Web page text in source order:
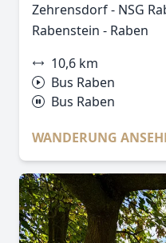
Zehrensdorf - NSG
Rabenstein - Raben
10,6 km
Bus Raben
Bus Raben
WANDERUNG